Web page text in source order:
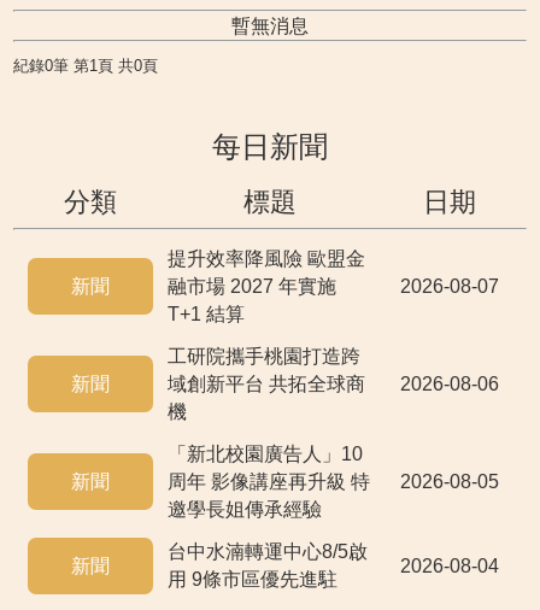
暫無消息
紀錄0筆 第1頁 共0頁
每日新聞
分類 標題 日期
新聞
提升效率降風險 歐盟金
融市場 2027 年實施
T+1 結算
2026-08-07
新聞
工研院攜手桃園打造跨
域創新平台 共拓全球商
機
2026-08-06
新聞
「新北校園廣告人」10
周年 影像講座再升級 特
邀學長姐傳承經驗
2026-08-05
新聞
台中水湳轉運中心8/5啟
用 9條市區優先進駐
2026-08-04